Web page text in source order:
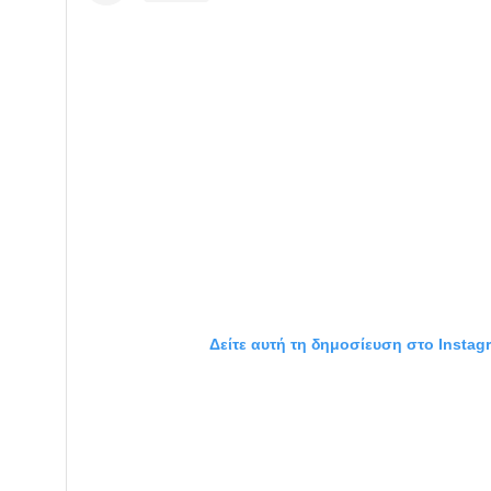
Δείτε αυτή τη δημοσίευση στο